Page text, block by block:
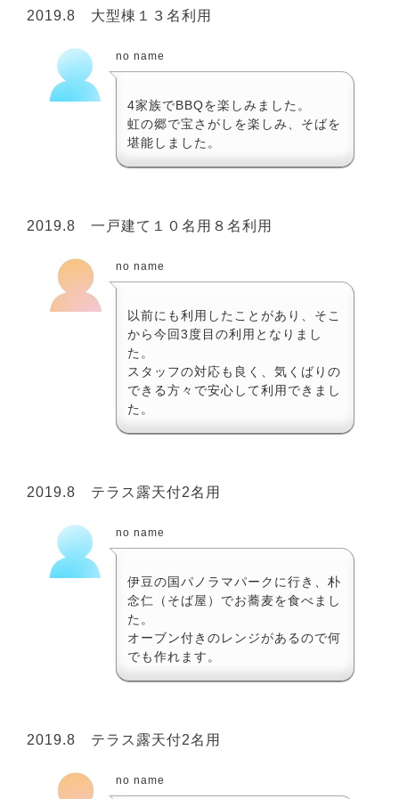
2019.8 大型棟１３名利用
no name
4家族でBBQを楽しみました。
虹の郷で宝さがしを楽しみ、そばを
堪能しました。
2019.8 一戸建て１０名用８名利用
no name
以前にも利用したことがあり、そこ
から今回3度目の利用となりまし
た。
スタッフの対応も良く、気くばりの
できる方々で安心して利用できまし
た。
2019.8 テラス露天付2名用
no name
伊豆の国パノラマパークに行き、朴
念仁（そば屋）でお蕎麦を食べまし
た。
オーブン付きのレンジがあるので何
でも作れます。
2019.8 テラス露天付2名用
no name